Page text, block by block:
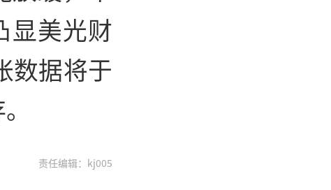
显美光财
数据将于
责任编辑：kj005